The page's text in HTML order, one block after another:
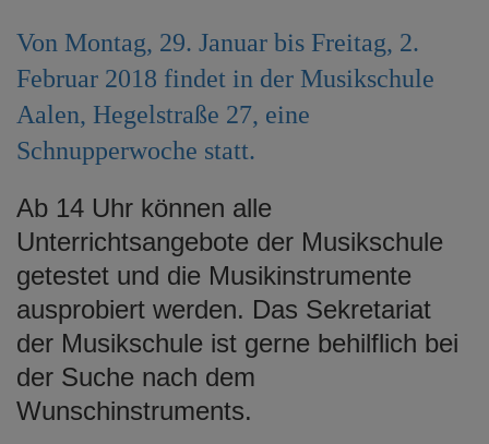
nVon Montag, 29. Januar bis Freitag, 2.
Februar 2018 findet in der Musikschule
Aalen, Hegelstraße 27, eine
Schnupperwoche statt.
Ab 14 Uhr können alle
Unterrichtsangebote der Musikschule
getestet und die Musikinstrumente
ausprobiert werden. Das Sekretariat
der Musikschule ist gerne behilflich bei
der Suche nach dem
Wunschinstruments.